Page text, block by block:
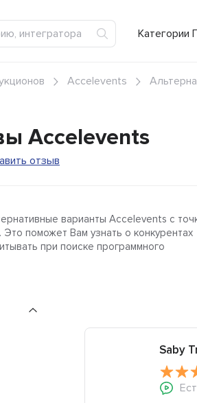
Категории
Accelevents
Accelevents
отзыв
варианты Accelevents с
поможет Вам узнать о конкурентах
при поиске программного
Saby